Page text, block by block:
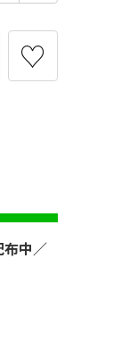
中／